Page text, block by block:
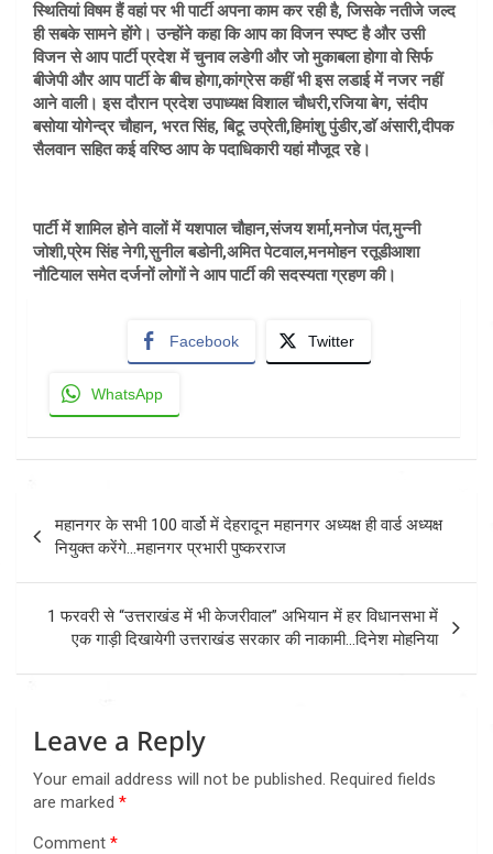
स्थितियां विषम हैं वहां पर भी पार्टी अपना काम कर रही है, जिसके नतीजे जल्द
ही सबके सामने होंगे। उन्होंने कहा कि आप का विजन स्पष्ट है और उसी
विजन से आप पार्टी प्रदेश में चुनाव लडेगी और जो मुकाबला होगा वो सिर्फ
बीजेपी और आप पार्टी के बीच होगा,कांग्रेस कहीं भी इस लडाई में नजर नहीं
आने वाली। इस दौरान प्रदेश उपाध्यक्ष विशाल चौधरी,रजिया बेग, संदीप
बसोया योगेन्द्र चौहान, भरत सिंह, बिटू उप्रेती,हिमांशु पुंडीर,डाॅ अंसारी,दीपक
सैलवान सहित कई वरिष्ठ आप के पदाधिकारी यहां मौजूद रहे।
पार्टी में शामिल होने वालों में यशपाल चौहान,संजय शर्मा,मनोज पंत,मुन्नी
जोशी,प्रेम सिंह नेगी,सुनील बडोनी,अमित पेटवाल,मनमोहन रतूडीआशा
नौटियाल समेत दर्जनों लोगों ने आप पार्टी की सदस्यता ग्रहण की।
Facebook Twitter
WhatsApp
navigation
महानगर के सभी 100 वार्डो में देहरादून महानगर अध्यक्ष ही वार्ड अध्यक्ष
नियुक्त करेंगे…महानगर प्रभारी पुष्करराज
1 फरवरी से “उत्तराखंड में भी केजरीवाल” अभियान में हर विधानसभा में
एक गाड़ी दिखायेगी उत्तराखंड सरकार की नाकामी…दिनेश मोहनिया
Leave a Reply
Your email address will not be published. Required fields
are marked *
Comment *